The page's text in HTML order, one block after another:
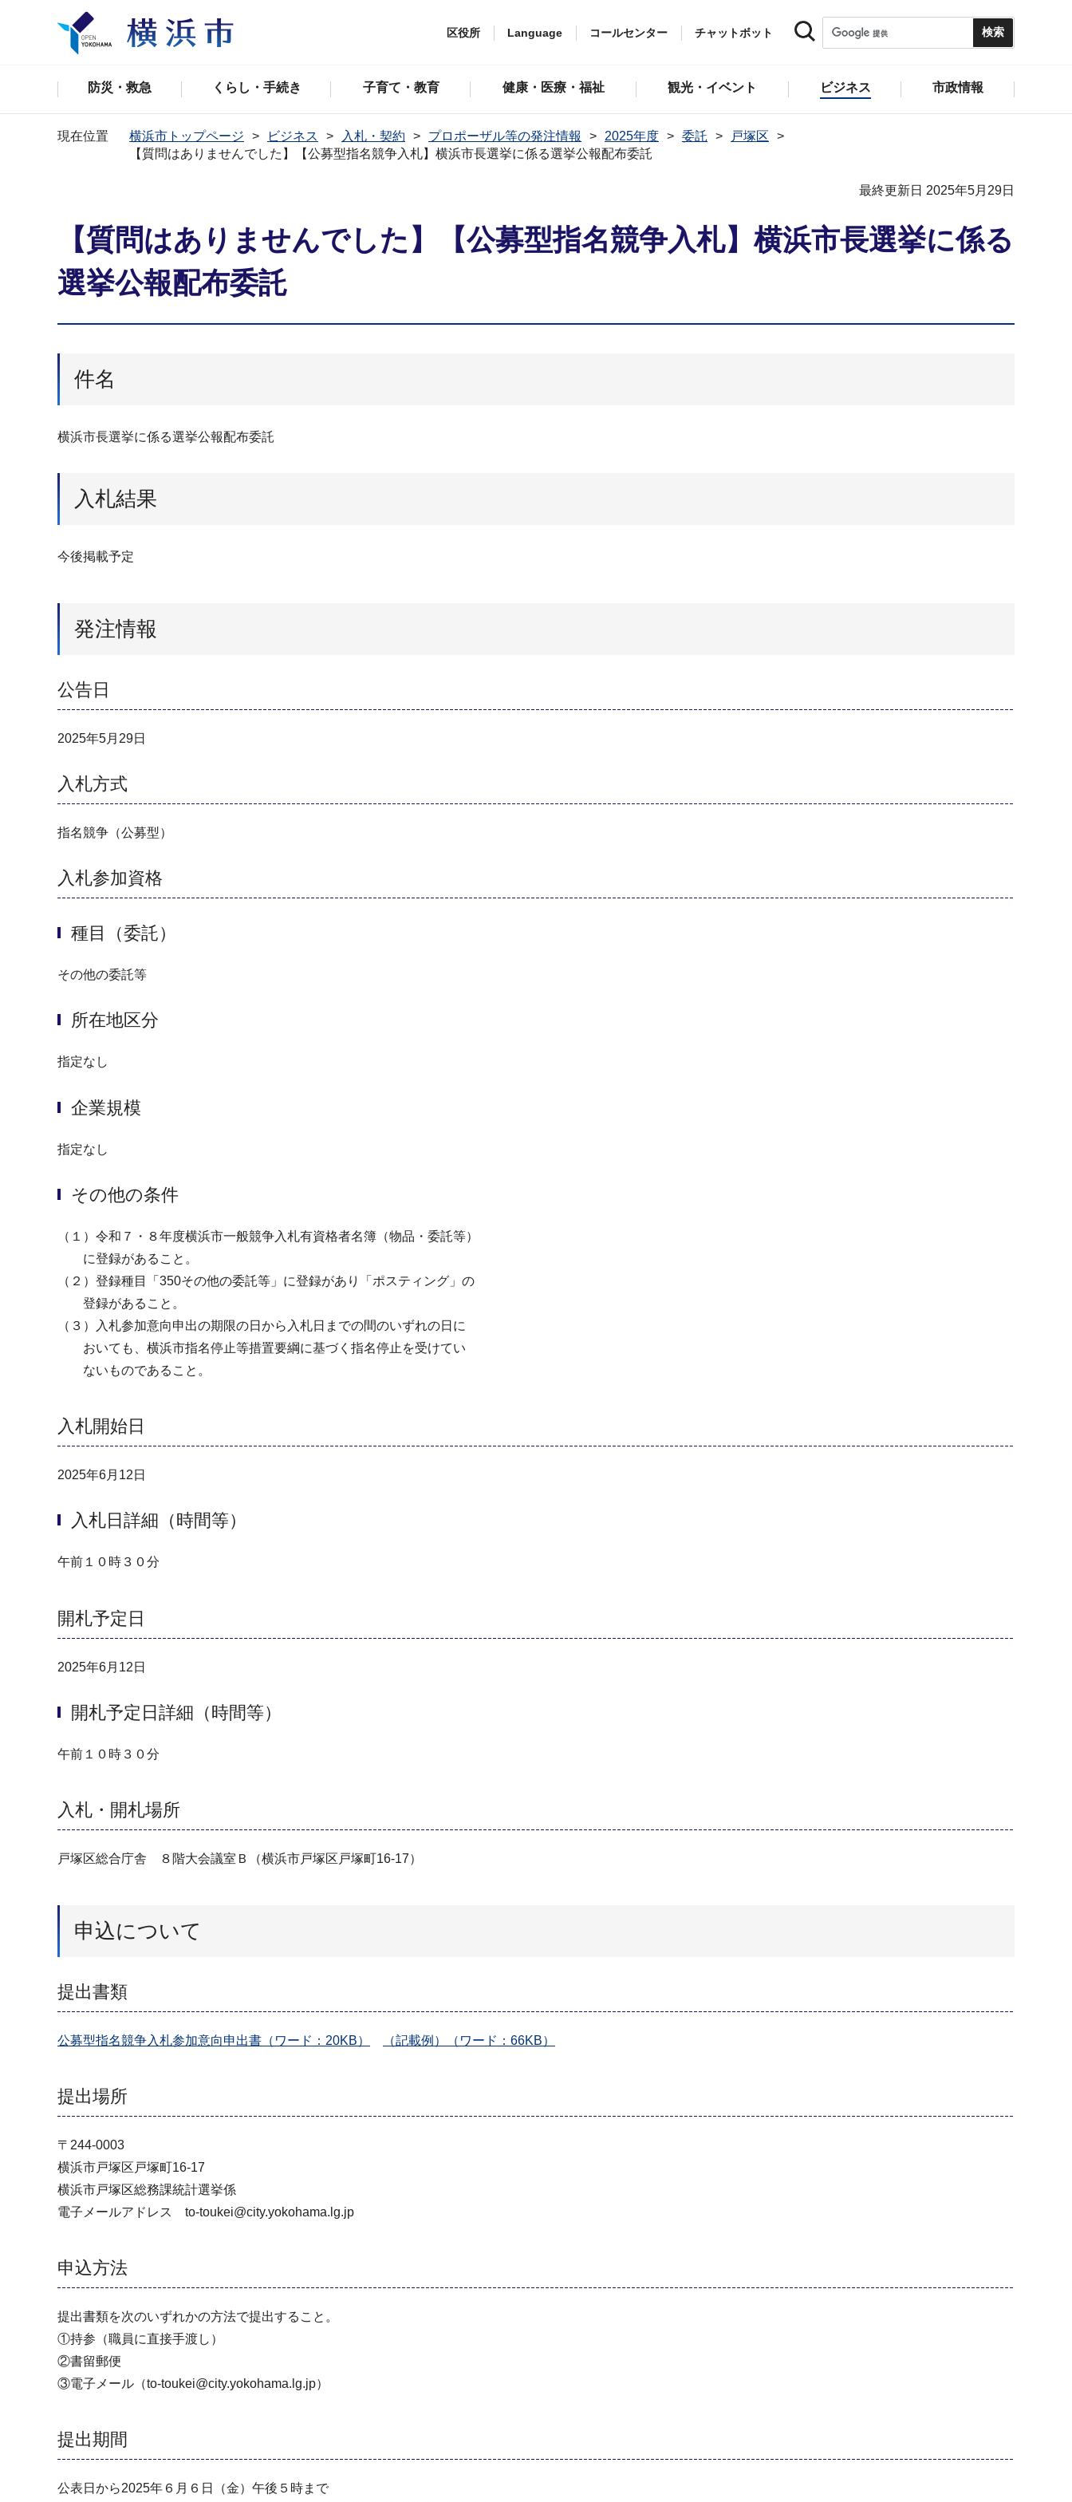
区役所 Language コールセンター チャットボット
防災・救急 くらし・手続き 子育て・教育 健康・医療・福祉 観光・イベント ビジネス 市政情報
現在位置 横浜市トップページ ビジネス 入札・契約 プロポーザル等の発注情報 2025年度 委託
戸塚区
【質問はありませんでした】【公募型指名競争入札】横浜市長選挙に係る選挙公報配布委託
最終更新日 2025年5月29日
【質問はありませんでした】【公募型指名競争入札】横浜市長選挙に係る
選挙公報配布委託
件名
横浜市長選挙に係る選挙公報配布委託
入札結果
今後掲載予定
発注情報
公告日
2025年5月29日
入札方式
指名競争（公募型）
入札参加資格
種目（委託）
その他の委託等
所在地区分
指定なし
企業規模
指定なし
その他の条件
（１）令和７・８年度横浜市一般競争入札有資格者名簿（物品・委託等）
に登録があること。
（２）登録種目「350その他の委託等」に登録があり「ポスティング」の
登録があること。
（３）入札参加意向申出の期限の日から入札日までの間のいずれの日に
おいても、横浜市指名停止等措置要綱に基づく指名停止を受けてい
ないものであること。
入札開始日
2025年6月12日
入札日詳細（時間等）
午前１０時３０分
開札予定日
2025年6月12日
開札予定日詳細（時間等）
午前１０時３０分
入札・開札場所
戸塚区総合庁舎 ８階大会議室Ｂ（横浜市戸塚区戸塚町16-17）
申込について
提出書類
公募型指名競争入札参加意向申出書（ワード：20KB） （記載例）（ワード：66KB）
提出場所
〒244-0003
横浜市戸塚区戸塚町16-17
横浜市戸塚区総務課統計選挙係
電子メールアドレス to-toukei@city.yokohama.lg.jp
申込方法
提出書類を次のいずれかの方法で提出すること。
①持参（職員に直接手渡し）
②書留郵便
③電子メール（to-toukei@city.yokohama.lg.jp）
提出期間
公表日から2025年６月６日（金）午後５時まで